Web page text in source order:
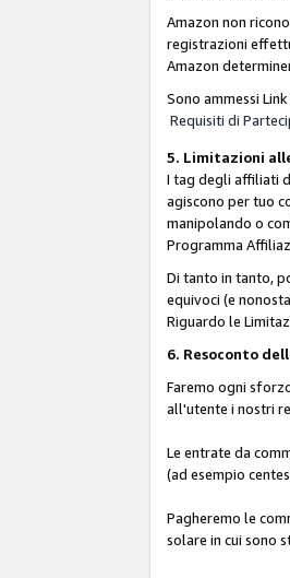
Amazon non
registrazioni
Amazon
Sono ammessi
Requisiti di
5. Limitazioni
I tag degli affiliati
agiscono per tuo
manipolando o
Programma
Di tanto in tanto,
equivoci (e
Riguardo le
6. Resoconto
Faremo ogni
all'utente i nostri
Le entrate da
(ad esempio
Pagheremo le
solare in cui sono